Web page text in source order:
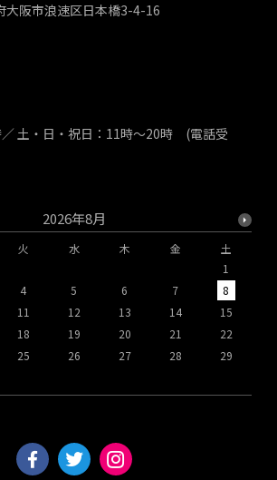
2026年8月
火 水 木 金
土
1
4 5 6 7
8
11 12 13 14
15
18 19 20 21
22
25 26 27 28
29
大阪市浪速区日本橋3-4-16
土・日・祝日：11時～20時 (電話受